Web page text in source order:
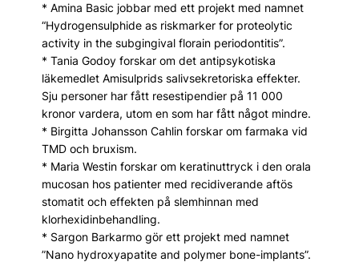
* Amina Basic jobbar med ett projekt med namnet
“Hydrogensulphide as riskmarker for proteolytic
activity in the subgingival florain periodontitis”.
* Tania Godoy forskar om det antipsykotiska
läkemedlet Amisulprids salivsekretoriska effekter.
Sju personer har fått resestipendier på 11 000
kronor vardera, utom en som har fått något mindre.
* Birgitta Johansson Cahlin forskar om farmaka vid
TMD och bruxism.
* Maria Westin forskar om keratinuttryck i den orala
mucosan hos patienter med recidiverande aftös
stomatit och effekten på slemhinnan med
klorhexidinbehandling.
* Sargon Barkarmo gör ett projekt med namnet
”Nano hydroxyapatite and polymer bone-implants”.